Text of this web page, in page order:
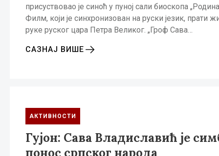
присуствовао је синоћ у пуној сали биоскопа
Филм, који је синхронизован на руски језик,
руке руског цара Петра Великог. „Гроф Сава…
САЗНАЈ ВИШЕ
АКТИВНОСТИ
Гујон: Сава Владиславић је
понос српског народа